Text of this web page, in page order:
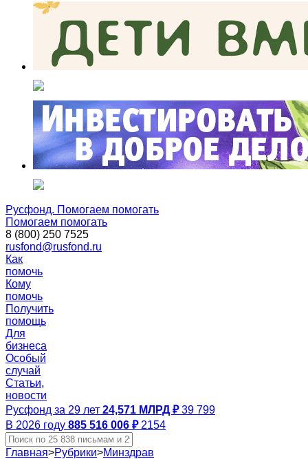
Русфонд. Помогаем помогать
Помогаем помогать
8 (800) 250 7525
rusfond@rusfond.ru
Как
помочь
Кому
помочь
Получить
помощь
Для
бизнеса
Особый
случай
Статьи,
новости
Русфонд за 29 лет 24,571 МЛРД ₽ 39 799
В 2026 году 885 516 006 ₽ 2154
Главная>Рубрики>Минздрав